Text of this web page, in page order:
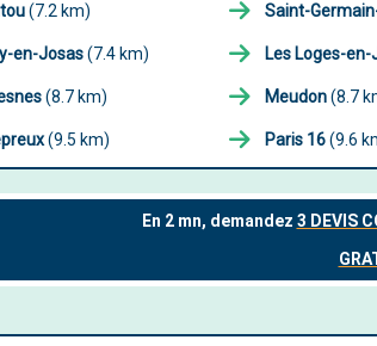
(7.2 km) Saint-
en-Josas(7.4 km) Les Loges-en-
(8.7 km) Meudon(8.7
(9.5 km) Paris 16(9.6